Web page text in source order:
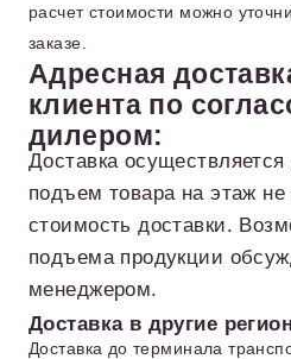
расчет стоимости можно
заказе.
Адресная
клиента по
дилером:
Доставка
подъем товара на этаж не
стоимость доставки.
подъема продукции
менеджером.
Доставка в другие
Доставка до терминала